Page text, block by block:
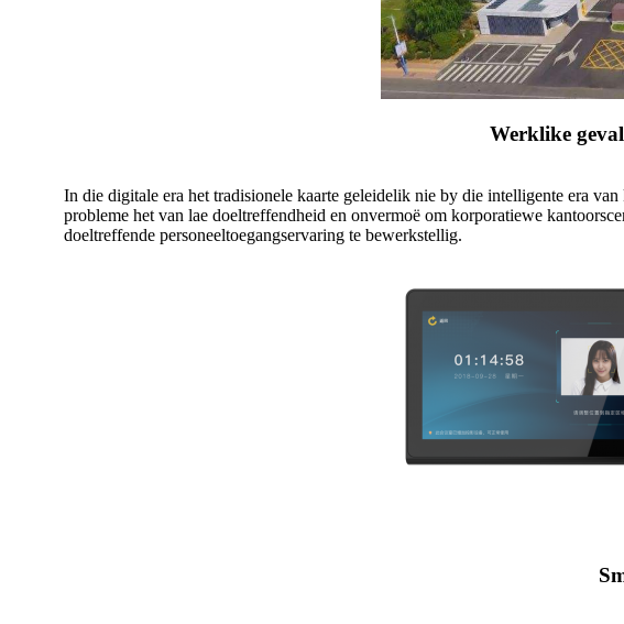
Werklike
In die digitale era het tradisionele kaarte geleidelik nie by die intelligente era
probleme het van lae doeltreffendheid en onvermoë om korporatiewe
doeltreffende personeeltoegangservaring te bewerkstellig.